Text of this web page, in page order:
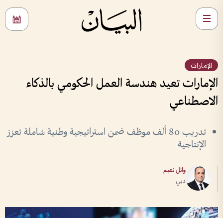
الإمارات
الإمارات تعيد هندسة العمل الحكومي بالذكاء
الاصطناعي
تدريب 80 ألف موظف ضمن استراتيجية وطنية شاملة تعزز
الإنتاجية
وائل نعيم
دبي